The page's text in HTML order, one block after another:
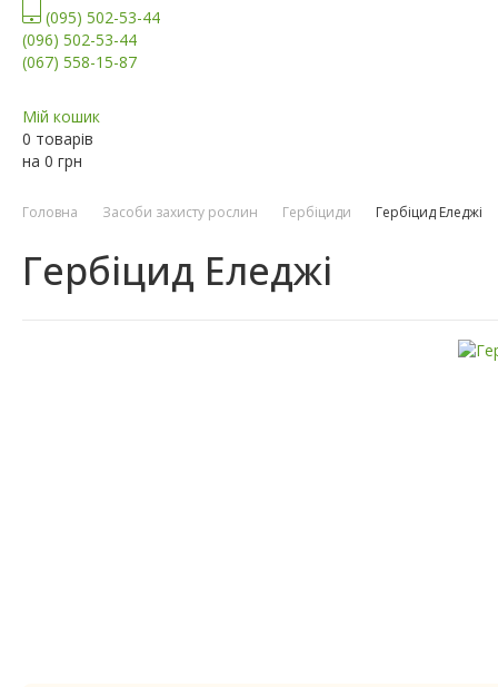
(095) 502-53-44
(096) 502-53-44
(067) 558-15-87
Мій кошик
0 товарів
на 0 грн
Головна Засоби захисту рослин Гербіциди Гербіцид Еледжі
Гербіцид Еледжі